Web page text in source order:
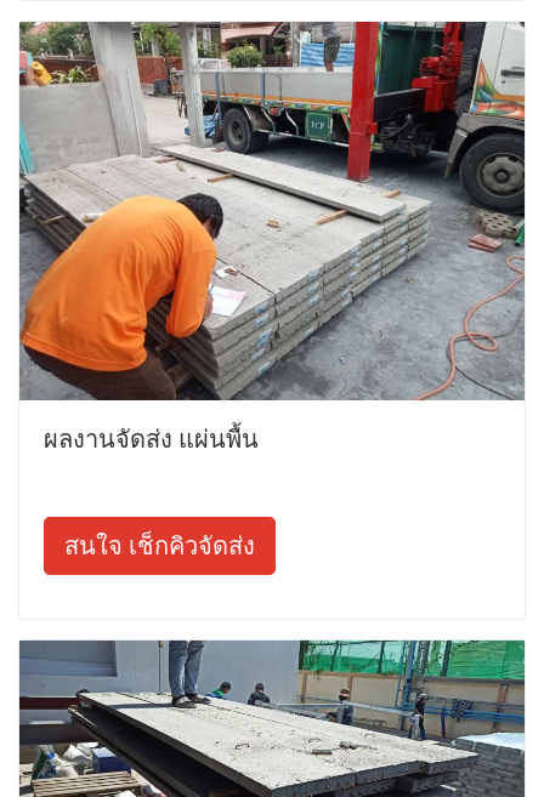
ผลงานจัดส่ง แผ่นพื้น
สนใจ เช็กคิวจัดส่ง